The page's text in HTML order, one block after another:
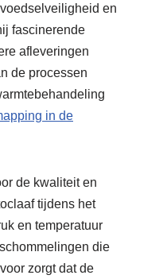
en
fascinerende
afleveringen
de processen
in de
de kwaliteit en
tijdens het
en temperatuur
die
zorgt dat de